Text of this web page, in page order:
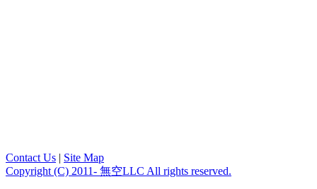
Contact Us | Site Map
Copyright (C) 2011- 無空LLC All rights reserved.